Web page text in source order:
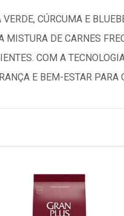
CÚRCUMA E
DE CARNES
COM A
E BEM-ESTAR PARA